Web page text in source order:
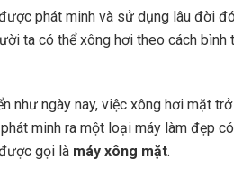
phát minh và sử dụng lâu đời
ta có thể xông hơi theo cách bình
như ngày nay, việc xông hơi mặt
minh ra một loại máy làm đẹp
gọi là máy xông mặt.